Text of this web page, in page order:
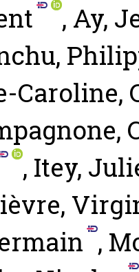
, Ay,
Caroline,
, Itey,
,